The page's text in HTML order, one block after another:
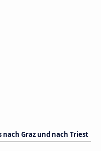
Graz und nach Triest